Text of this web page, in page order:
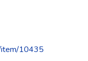
item/10435